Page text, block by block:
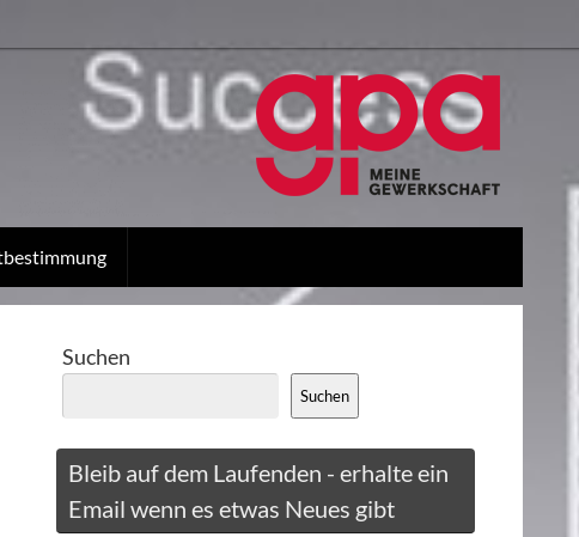
Suchen
Suchen
Bleib auf dem Laufenden - erhalte ein
Email wenn es etwas Neues gibt